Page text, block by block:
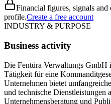
Financial figures, signals and
profile.Create a free account
INDUSTRY & PURPOSE
Business activity
Die Fentüra Verwaltungs GmbH
Tätigkeit für eine
Unternehmen bietet
und technische Dienstleistungen
Unternehmensberatung und